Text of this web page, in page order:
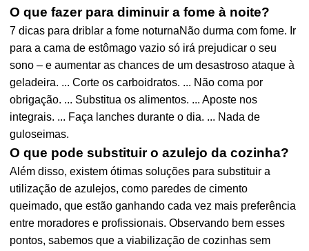
O que fazer para diminuir a fome à noite?
7 dicas para driblar a fome noturnaNão durma com fome. Ir
para a cama de estômago vazio só irá prejudicar o seu
sono – e aumentar as chances de um desastroso ataque à
geladeira. ... Corte os carboidratos. ... Não coma por
obrigação. ... Substitua os alimentos. ... Aposte nos
integrais. ... Faça lanches durante o dia. ... Nada de
guloseimas.
O que pode substituir o azulejo da cozinha?
Além disso, existem ótimas soluções para substituir a
utilização de azulejos, como paredes de cimento
queimado, que estão ganhando cada vez mais preferência
entre moradores e profissionais. Observando bem esses
pontos, sabemos que a viabilização de cozinhas sem